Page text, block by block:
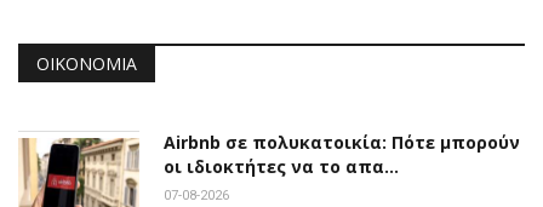
ΟΙΚΟΝΟΜΊΑ
Airbnb σε πολυκατοικία: Πότε μπορούν
οι ιδιοκτήτες να το απα…
07-08-2026